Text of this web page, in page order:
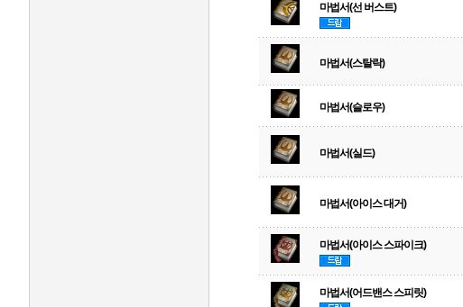
마법서(선 버스트)
마법서(스탈락)
마법서(슬로우)
마법서(실드)
마법서(아이스 대거)
마법서(아이스 스파이크)
마법서(어드밴스 스피릿)